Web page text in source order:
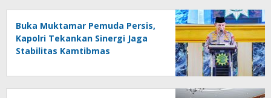
Buka Muktamar Pemuda Persis,
Kapolri Tekankan Sinergi Jaga
Stabilitas Kamtibmas